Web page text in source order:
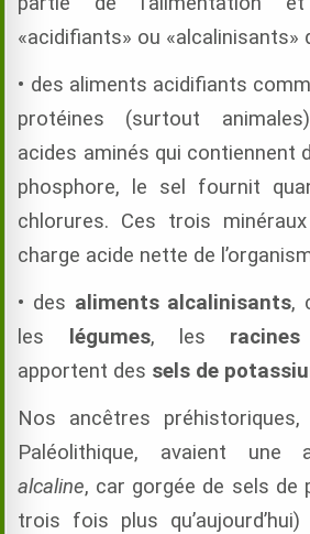
«acidifiants» ou «alcalinisants»
• des aliments acidifiants
protéines (surtout
acides aminés qui contiennent
phosphore, le sel fournit
chlorures. Ces trois
charge acide nette de
• des aliments alcalinisants,
les
légumes, les
apportent des sels de
Nos ancêtres
Paléolithique, avaient une
alcaline, car gorgée de sels de
trois fois plus